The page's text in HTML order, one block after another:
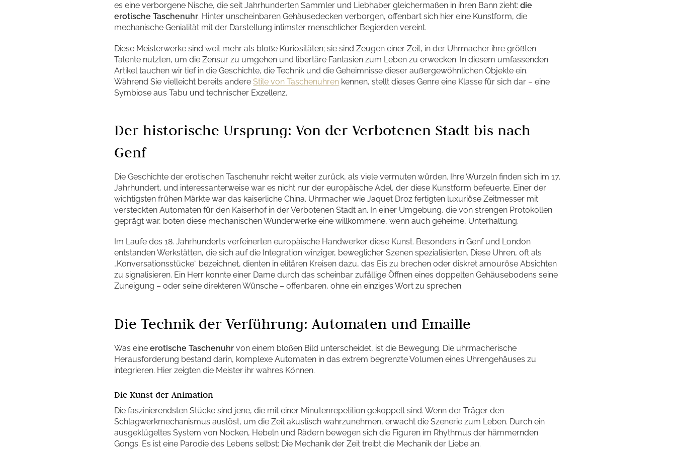
es eine verborgene Nische, die seit Jahrhunderten Sammler und Liebhaber gleichermaßen in ihren Bann zieht:die
erotische Taschenuhr. Hinter unscheinbaren Gehäusedecken verborgen, offenbart sich hier eine Kunstform, die
mechanische Genialität mit der Darstellung intimster menschlicher Begierden vereint.
Diese Meisterwerke sind weit mehr als bloße Kuriositäten; sie sind Zeugen einer Zeit, in der Uhrmacher ihre größten
Talente nutzten, um die Zensur zu umgehen und libertäre Fantasien zum Leben zu erwecken. In diesem umfassenden
Artikel tauchen wir tief in die Geschichte, die Technik und die Geheimnisse dieser außergewöhnlichen Objekte ein.
Während Sie vielleicht bereits andereStile von Taschenuhren kennen, stellt dieses Genre eine Klasse für sich dar – eine
Symbiose aus Tabu und technischer Exzellenz.
Der historische Ursprung: Von der Verbotenen Stadt bis nach
Genf
Die Geschichte der erotischen Taschenuhr reicht weiter zurück, als viele vermuten würden. Ihre Wurzeln finden sich im 17.
Jahrhundert, und interessanterweise war es nicht nur der europäische Adel, der diese Kunstform befeuerte. Einer der
wichtigsten frühen Märkte war das kaiserliche China. Uhrmacher wie Jaquet Droz fertigten luxuriöse Zeitmesser mit
versteckten Automaten für den Kaiserhof in der Verbotenen Stadt an. In einer Umgebung, die von strengen Protokollen
geprägt war, boten diese mechanischen Wunderwerke eine willkommene, wenn auch geheime, Unterhaltung.
Im Laufe des 18. Jahrhunderts verfeinerten europäische Handwerker diese Kunst. Besonders in Genf und London
entstanden Werkstätten, die sich auf die Integration winziger, beweglicher Szenen spezialisierten. Diese Uhren, oft als
„Konversationsstücke“ bezeichnet, dienten in elitären Kreisen dazu, das Eis zu brechen oder diskret amouröse Absichten
zu signalisieren. Ein Herr konnte einer Dame durch das scheinbar zufällige Öffnen eines doppelten Gehäusebodens seine
Zuneigung – oder seine direkteren Wünsche – offenbaren, ohne ein einziges Wort zu sprechen.
Die Technik der Verführung: Automaten und Emaille
Was eineerotische Taschenuhr von einem bloßen Bild unterscheidet, ist die Bewegung. Die uhrmacherische
Herausforderung bestand darin, komplexe Automaten in das extrem begrenzte Volumen eines Uhrengehäuses zu
integrieren. Hier zeigten die Meister ihr wahres Können.
Die Kunst der Animation
Die faszinierendsten Stücke sind jene, die mit einer Minutenrepetition gekoppelt sind. Wenn der Träger den
Schlagwerkmechanismus auslöst, um die Zeit akustisch wahrzunehmen, erwacht die Szenerie zum Leben. Durch ein
ausgeklügeltes System von Nocken, Hebeln und Rädern bewegen sich die Figuren im Rhythmus der hämmernden
Gongs. Es ist eine Parodie des Lebens selbst: Die Mechanik der Zeit treibt die Mechanik der Liebe an.